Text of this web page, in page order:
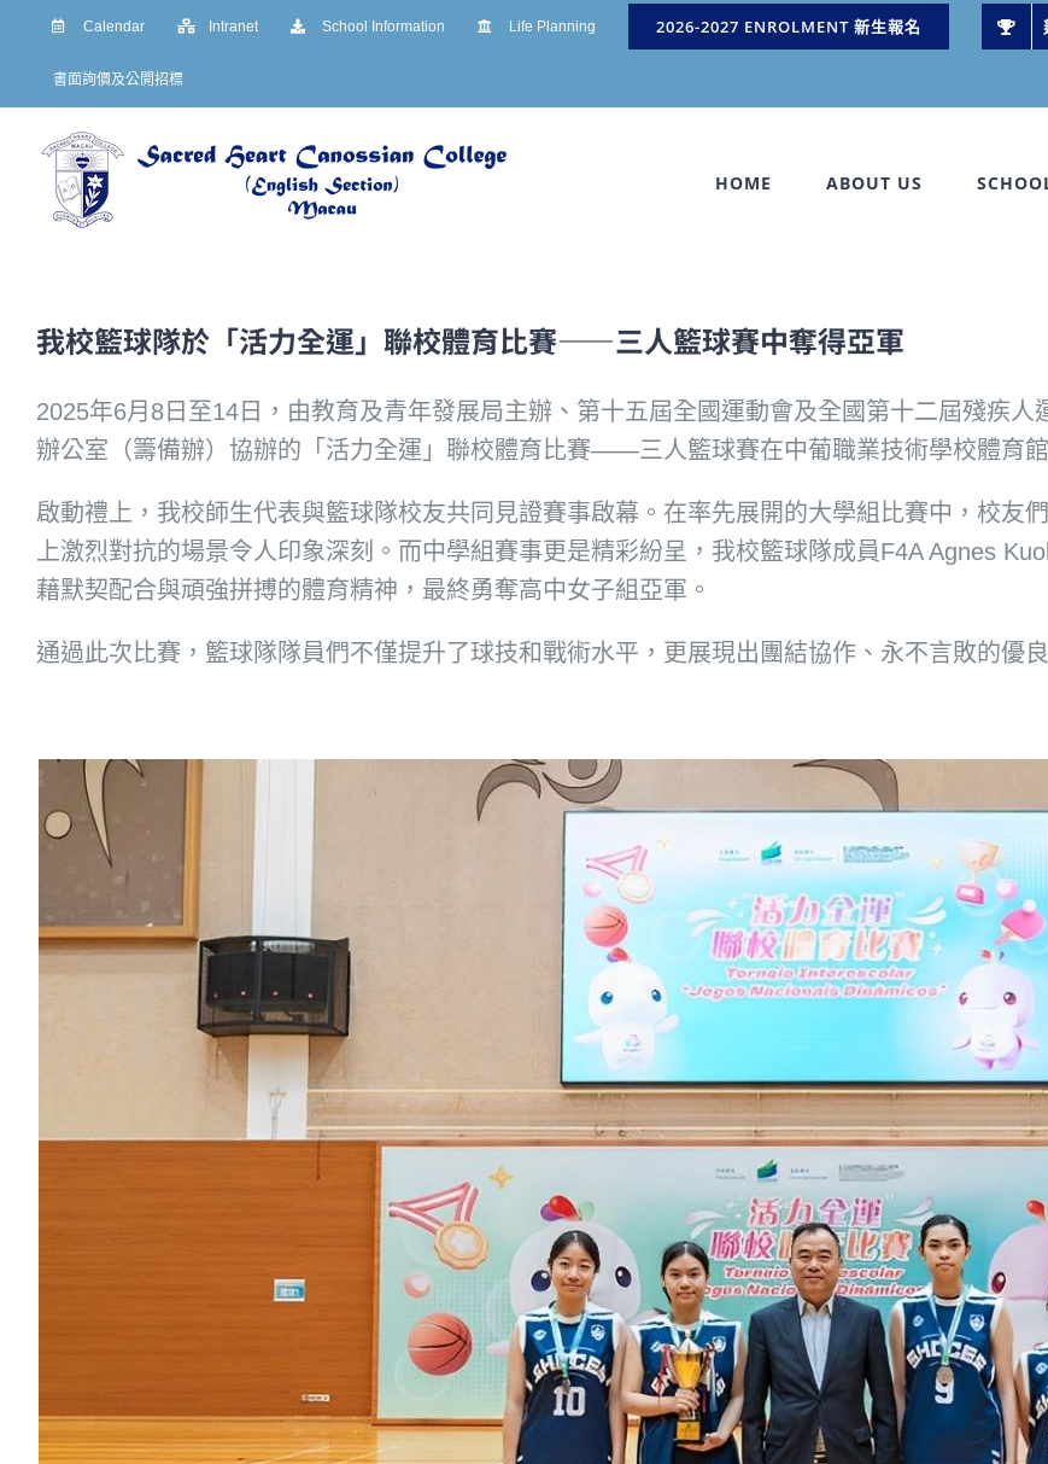
Calendar Intranet School Information Life Planning 2026-2027 ENROLMENT 新生報名
書面詢價及公開招標
HOME ABOUT US
我校籃球隊於「活力全運」聯校體育比賽——三人籃球賽中奪得亞軍
2025年6月8日至14日，由教育及青年發展局主辦、第十五屆全國運動會及全國第十二屆殘疾
辦公室（籌備辦）協辦的「活力全運」聯校體育比賽——三人籃球賽在中葡職業技術學校體育館
啟動禮上，我校師生代表與籃球隊校友共同見證賽事啟幕。在率先展開的大學組比賽中，校友
上激烈對抗的場景令人印象深刻。而中學組賽事更是精彩紛呈，我校籃球隊成員F4A Agnes
藉默契配合與頑強拼搏的體育精神，最終勇奪高中女子組亞軍。
通過此次比賽，籃球隊隊員們不僅提升了球技和戰術水平，更展現出團結協作、永不言敗的優